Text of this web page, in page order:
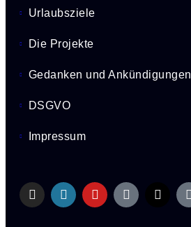
Urlaubsziele
Die Projekte
Gedanken und Ankündigungen
DSGVO
Impressum